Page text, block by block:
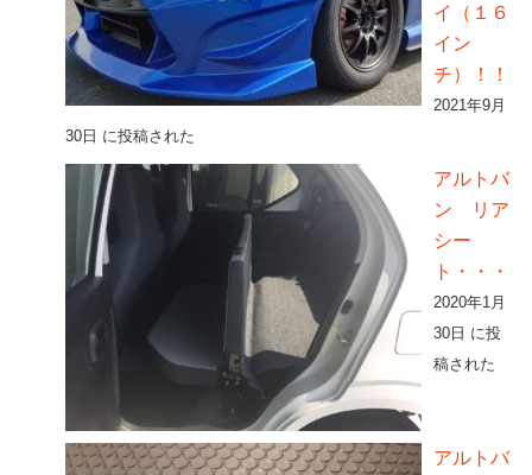
イ（１６
イン
チ）！！
2021年9月
30日 に投稿された
アルトバ
ン リア
シー
ト・・・
2020年1月
30日 に投
稿された
アルトバ